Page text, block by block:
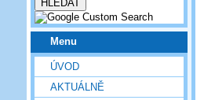
Menu
ÚVOD
AKTUÁLNĚ